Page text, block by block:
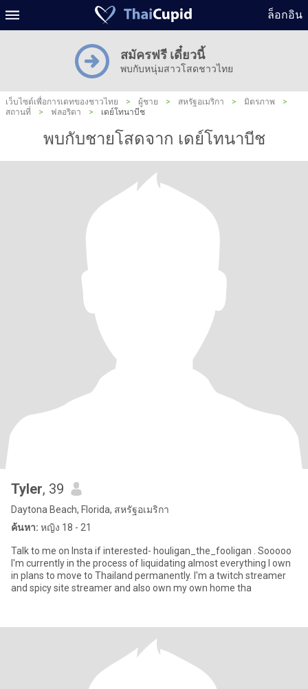
ล็อกอิน
สมัครฟรี เดี๋ยวนี้
พบกับหนุ่มสาวโสดชาวไทย
เว็บไซต์เพื่อการเดทของชาวไทย > ผู้ชาย > สหรัฐอเมริกา > มิตรภาพ
>
สถานที่
> ฟลอริดา > เดย์โทนาบีช
พบกับชายโสดจาก เดย์โทนาบีช
Tyler, 39
Daytona Beach, Florida, สหรัฐอเมริกา
ค้นหา: หญิง 18 - 21
Talk to me on Insta if interested- houligan_the_fooligan . Sooooo
I'm currently in the process of liquidating almost everything I own
in plans to move to Thailand permanently. I'm a twitch streamer
and spicy site streamer and also own my own home tha